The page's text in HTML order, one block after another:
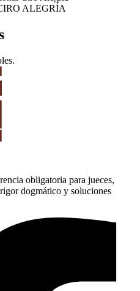
ALEGRÍA
obligatoria para jueces,
dogmático y soluciones